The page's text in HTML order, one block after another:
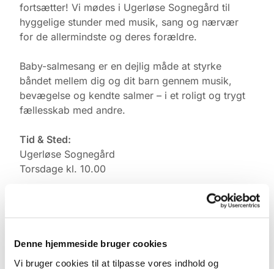
Denne hjemmeside bruger cookies
Vi bruger cookies til at tilpasse vores indhold og
fortsætter! Vi mødes i Ugerløse Sognegård til
hyggelige stunder med musik, sang og nærvær
for de allermindste og deres forældre.
Baby-salmesang er en dejlig måde at styrke
båndet mellem dig og dit barn gennem musik,
bevægelse og kendte salmer – i et roligt og trygt
fællesskab med andre.
Tid & Sted:
Ugerløse Sognegård
Torsdage kl. 10.00
Mobil: +45 31521240
Mail: pernilleegholm@live.dk